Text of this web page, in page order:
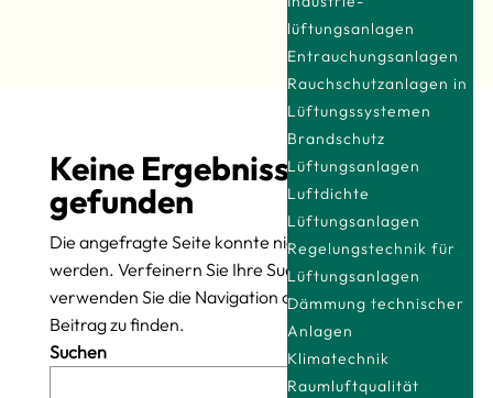
lüftungsanlagen
Entrauchungsanlagen
Rauchschutzanlagen in
Lüftungssystemen
Brandschutz
Lüftungsanlagen
Luftdichte
Lüftungsanlagen
Regelungstechnik für
Lüftungsanlagen
Dämmung technischer
Anlagen
Klimatechnik
Raumluftqualität
Keine Ergebnisse
gefunden
Die angefragte Seite konnte nicht gefunden
werden. Verfeinern Sie Ihre Suche oder
verwenden Sie die Navigation oben, um den
Beitrag zu finden.
Suchen
Suchen